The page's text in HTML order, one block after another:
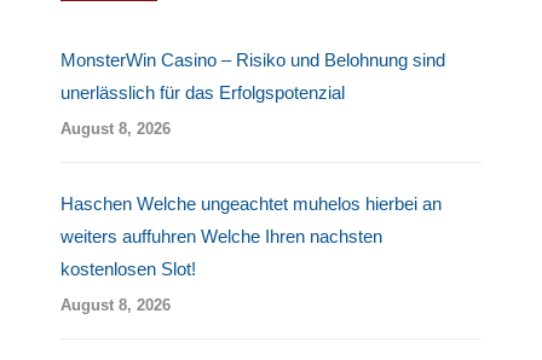
MonsterWin Casino – Risiko und Belohnung sind
unerlässlich für das Erfolgspotenzial
August 8, 2026
Haschen Welche ungeachtet muhelos hierbei an
weiters auffuhren Welche Ihren nachsten
kostenlosen Slot!
August 8, 2026